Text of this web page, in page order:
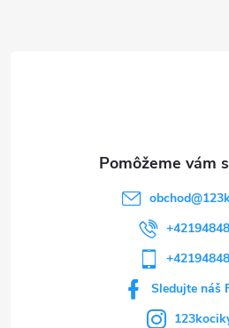
obchod@
Sledujte náš